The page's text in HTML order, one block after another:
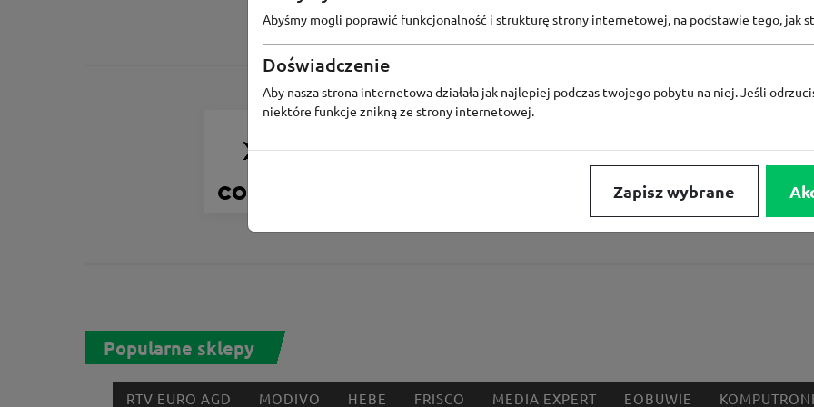
KODY RABATOWE KAZAR
Popularne sklepy
RTV EURO AGD MODIVO HEBE FRISCO MEDIA EXPERT EOBUWIE
Abyśmy mogli poprawić funkcjonalność i strukturę strony internetowej, na podstawie tego, jak
Doświadczenie
Aby nasza strona internetowa działała jak najlepiej podczas twojego pobytu na niej. Jeśli
niektóre funkcje znikną ze strony internetowej.
Zapisz wybrane